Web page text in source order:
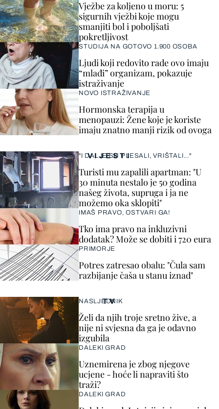
VIJESTI
"I DALJE SU PLESALI, VRIŠTALI..."
Turisti mu zapalili apartman: "U
30 minuta nestalo je 50 godina
našeg života, supruga i ja ne
možemo oka sklopiti"
IMAŠ PRAVO, OSTVARI GA!
Tko ima pravo na inkluzivni
dodatak? Može se dobiti i 720 eura
PRIMORJE
Potres zatresao obalu: "Čula sam
razbijanje čaša u stanu iznad"
Vježbe za koljeno u moru: 5
sigurnih vježbi koje mogu
smanjiti bol i poboljšati
pokretljivost
STUDIJA NA GOTOVO 1.900 OSOBA
Ljudi koji redovito rade ovo imaju
“mlađi” organizam, pokazuje
istraživanje
NOVO ISTRAŽIVANJE
Hormonska terapija u
menopauzi: Žene koje je koriste
imaju znatno manji rizik od ovoga
TV
NASLJEDNIK
Želi da njih troje sretno žive, a
nije ni svjesna da ga je odavno
izgubila
DALEKI GRAD
Uznemirena je zbog njegove
ucjene - hoće li napraviti što
traži?
DALEKI GRAD